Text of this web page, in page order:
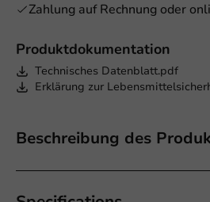
Produktdokumentation
Technisches Datenblatt.pdf
Erklärung zur
Beschreibung des
Zahlung auf Rechnung oder